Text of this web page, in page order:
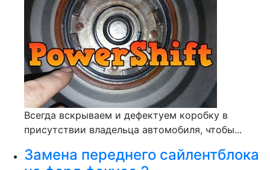
Всегда вскрываем и дефектуем коробку в
присутствии владельца автомобиля, чтобы...
Замена переднего сайлентблока